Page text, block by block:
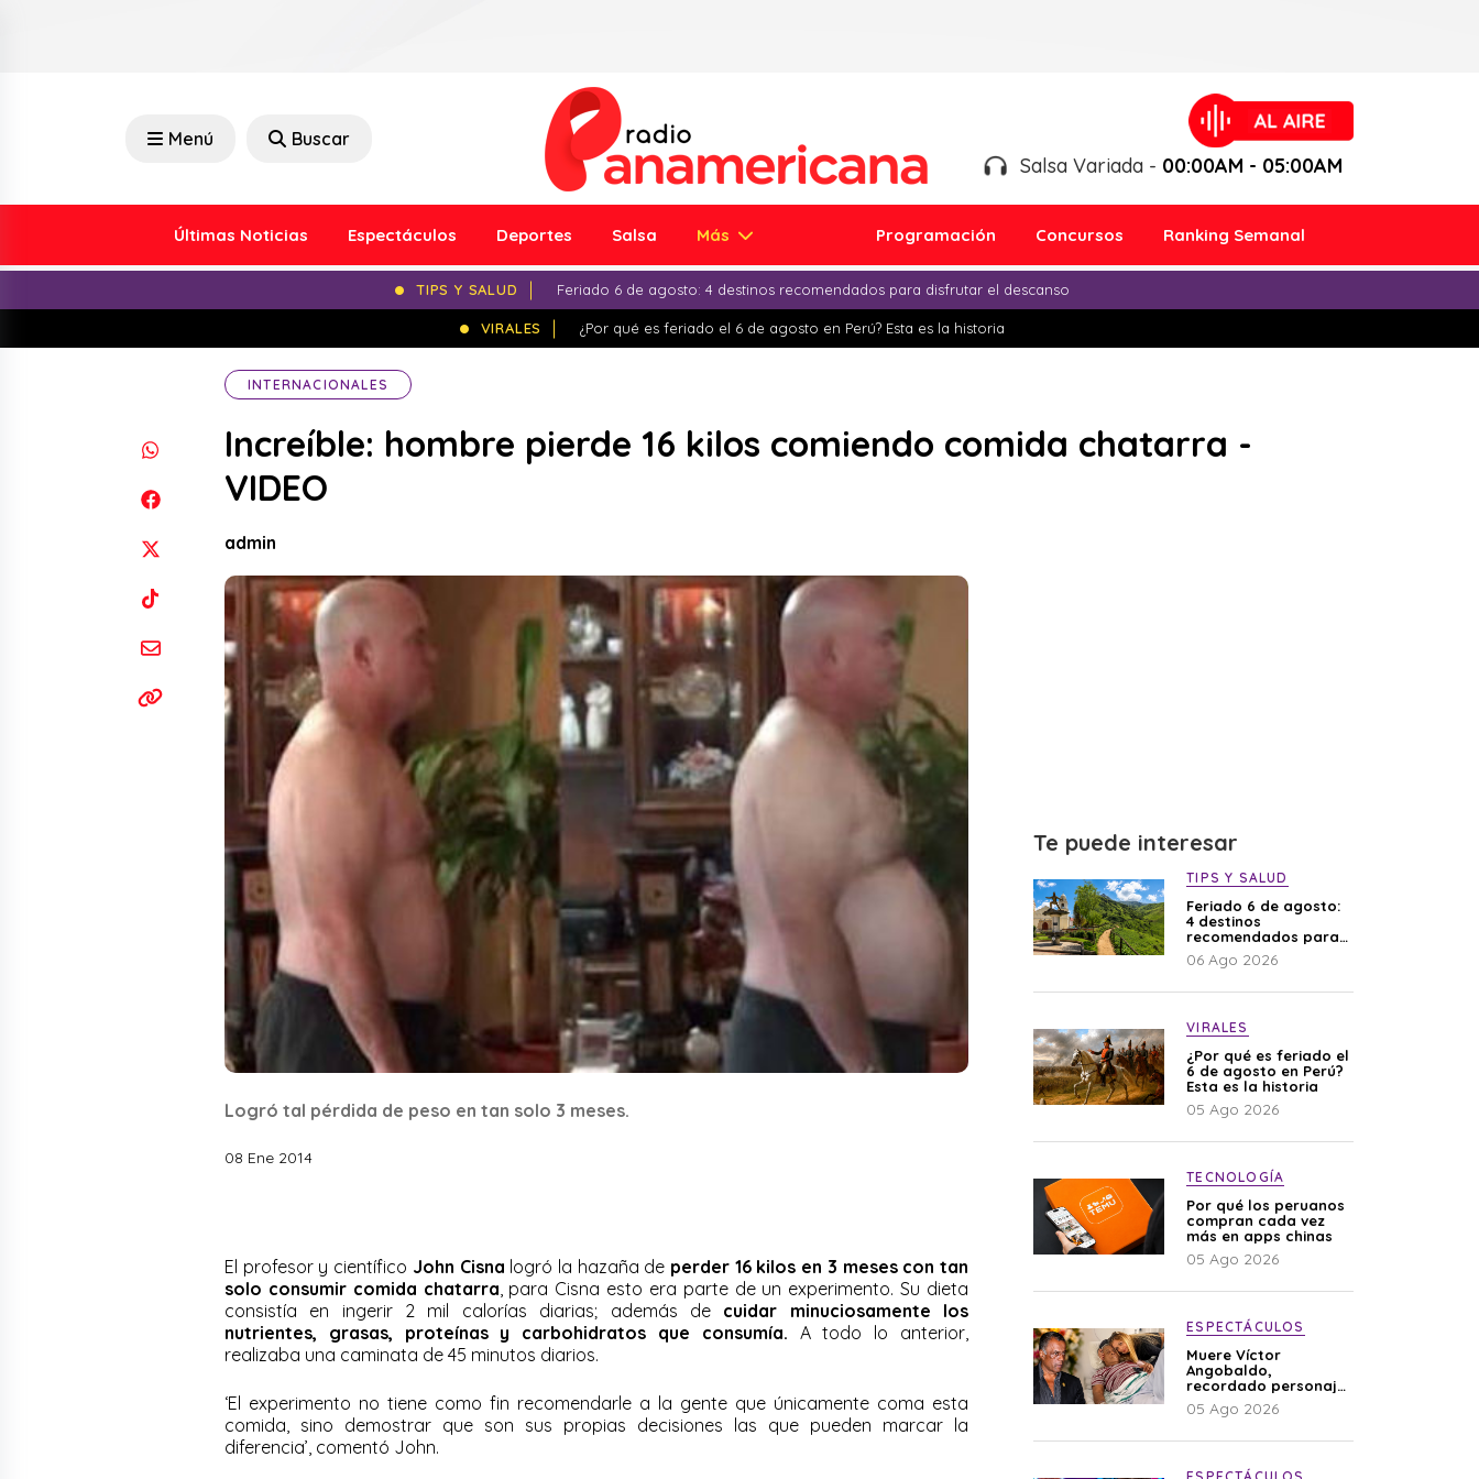
Menú Buscar
Salsa Variada - 00:00AM - 05:00AM
Últimas Noticias Espectáculos Deportes Salsa Más Programación Concursos Ranking Semanal
TIPS Y SALUD Feriado 6 de agosto: 4 destinos recomendados para disfrutar el descanso
VIRALES ¿Por qué es feriado el 6 de agosto en Perú? Esta es la historia
INTERNACIONALES
Increíble: hombre pierde 16 kilos comiendo comida chatarra -
VIDEO
admin
Logró tal pérdida de peso en tan solo 3 meses.
08 Ene 2014
El profesor y científico John Cisna logró la hazaña de perder 16 kilos en 3 meses con tan
solo consumir comida chatarra , para Cisna esto era parte de un experimento. Su dieta
consistía en ingerir 2 mil calorías diarias; además de cuidar minuciosamente los
nutrientes, grasas, proteínas y carbohidratos que consumía. A todo lo anterior,
realizaba una caminata de 45 minutos diarios.
‘El experimento no tiene como fin recomendarle a la gente que únicamente coma esta
comida, sino demostrar que son sus propias decisiones las que pueden marcar la
diferencia’, comentó John.
Te puede interesar
TIPS Y SALUD
Feriado 6 de agosto:
4 destinos
recomendados para
disfrutar el descanso
06 Ago 2026
VIRALES
¿Por qué es feriado el
6 de agosto en Perú?
Esta es la historia
05 Ago 2026
TECNOLOGÍA
Por qué los peruanos
compran cada vez
más en apps chinas
05 Ago 2026
ESPECTÁCULOS
Muere Víctor
Angobaldo,
recordado personaje
de la farándula y
expareja de Shirley
05 Ago 2026